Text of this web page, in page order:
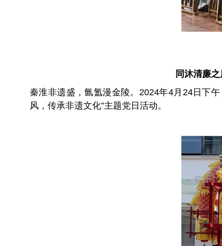
同沐清廉
秦淮非遗盛，氤氲漫金陵。2024年4月24日下
风，传承非遗文化”主题党日活动。